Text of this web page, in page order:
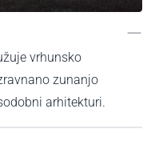
vrhunsko
zunanjo
arhitekturi.